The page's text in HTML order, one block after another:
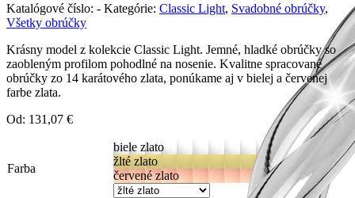
Katalógové číslo: - Kategórie: Classic Light, Svadobné obrúčky,
Všetky obrúčky
Krásny model z kolekcie Classic Light. Jemné, hladké obrúčky so
zaobleným profilom pohodlné na nosenie. Kvalitne spracované
obrúčky zo 14 karátového zlata, ponúkame aj v bielej a červenej
farbe zlata.
Od: 131,07 €
Farba
biele zlato
žlté zlato
červené zlato